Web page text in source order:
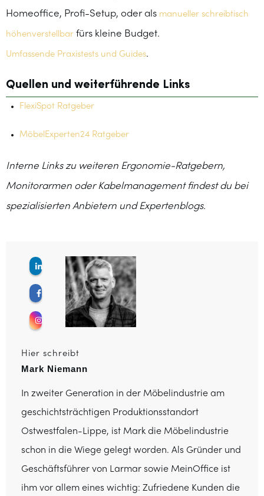
Homeoffice, Profi-Setup, oder als manueller schreibtisch
höhenverstellbar fürs kleine Budget.
Umfassende Praxistests und Guides.
Quellen und weiterführende Links
FlexiSpot Ratgeber
MöbelExperten24 Ratgeber
Interne Links zu weiteren Ergonomie-Ratgebern,
Monitorarmen oder Kabelmanagement findest du bei
spezialisierten Anbietern und Expertenblogs.
Hier schreibt
Mark Niemann
In zweiter Generation in der Möbelindustrie am
geschichtsträchtigen Produktionsstandort
Ostwestfalen-Lippe, ist Mark die Möbelindustrie
schon in die Wiege gelegt worden. Als Gründer und
Geschäftsführer von Larmar sowie MeinOffice ist
ihm vor allem eines wichtig: Zufriedene Kunden die